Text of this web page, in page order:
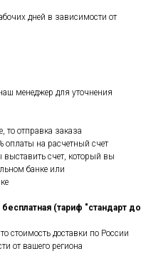
дней в зависимости от
менеджер для уточнения
то отправка заказа
оплаты на расчетный счет
счет, который вы
банке или
(тариф "стандарт до
стоимость доставки по России
от вашего региона